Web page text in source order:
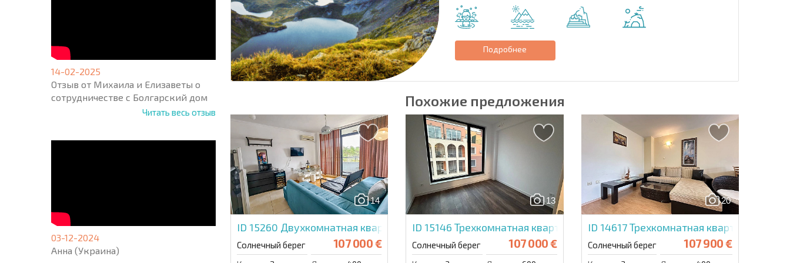
14-02-2025
Отзыв от Михаила и Елизаветы о
сотрудничестве с Болгарский дом
Читать весь отзыв
03-12-2024
Анна (Украина)
Отправить сообщение
Подробнее
Похожие предложения
14
ID 15260 Двухкомнатная квартира в Бумеранг Резиденс
Солнечный берег 107 000 €
13
ID 15146Трехкомнатная квартира в Санни Вью Централ
Солнечный берег 107 000 €
20
ID 14617Трехкомнатная квартира в
Солнечный берег 107 900 €